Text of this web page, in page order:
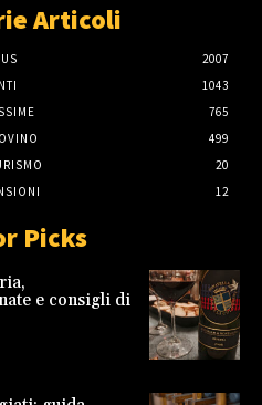
Articoli
2007
1043
765
499
20
12
Picks
e consigli di